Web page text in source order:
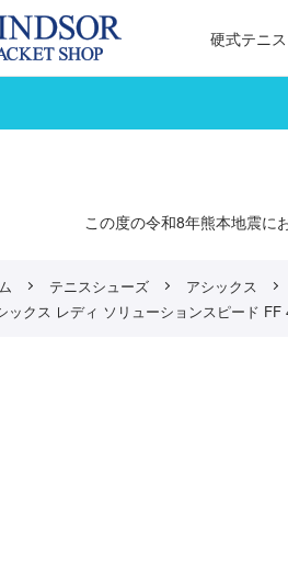
硬式テニス
この度の令和8年熊本地震に
テニスシューズ
アシックス
ックス レディ ソリューションスピード